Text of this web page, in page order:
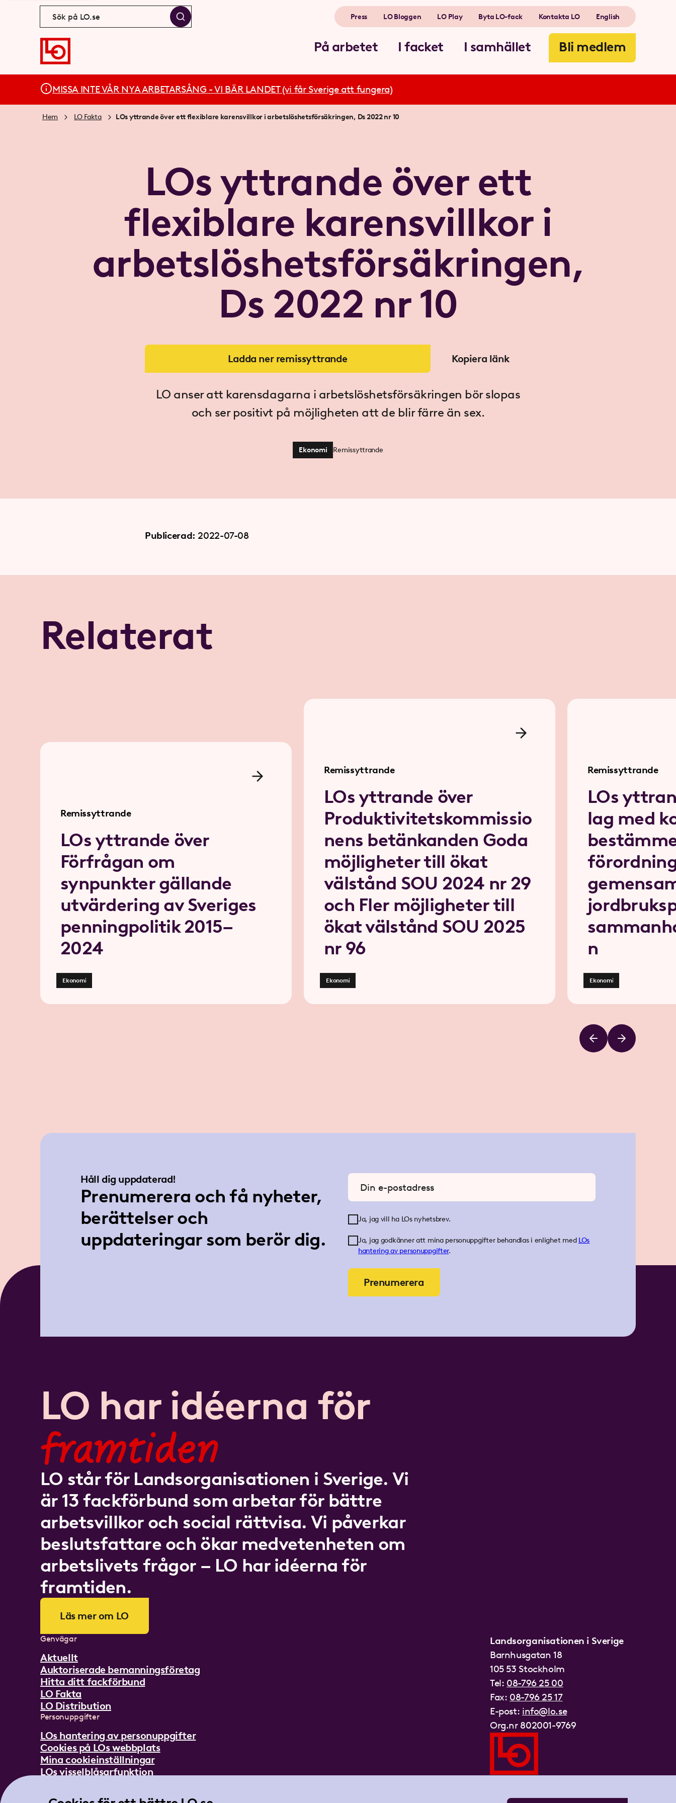
På arbetet I facket I samhället Bli medlem
Press LO Bloggen LO Play Byta LO-fack Kontakta LO English
MISSA INTE VÅR NYA ARBETARSÅNG - VI BÄR LANDET (vi får Sverige att fungera)
Hem LO Fakta LOs yttrande över ett flexiblare karensvillkor i arbetslöshetsförsäkringen, Ds 2022 nr 10
LOs yttrande över ett
flexiblare karensvillkor i
arbetslöshetsförsäkringen,
Ds 2022 nr 10
Ladda ner remissyttrande Kopiera länk
LO anser att karensdagarna i arbetslöshetsförsäkringen bör slopas
och ser positivt på möjligheten att de blir färre än sex.
Ekonomi Remissyttrande
Publicerad: 2022-07-08
Relaterat
Remissyttrande
LOs yttrande över
Förfrågan om
synpunkter gällande
utvärdering av Sveriges
penningpolitik 2015–
2024
Ekonomi
Remissyttrande
LOs yttrande över
Produktivitetskommissio
nens betänkanden Goda
möjligheter till ökat
välstånd SOU 2024 nr 29
och Fler möjligheter till
ökat välstånd SOU 2025
nr 96
Ekonomi
Remissyttrande
LOs
lag med
n
Ekonomi
Håll dig uppdaterad!
Prenumerera och få nyheter,
berättelser och
uppdateringar som berör dig.
Ange din e-postadress
Ja, jag vill ha LOs nyhetsbrev.
Ja, jag godkänner att mina personuppgifter behandlas i enlighet med LOs
hantering av personuppgifter.
Prenumerera
LO har idéerna för
framtiden
LO står för Landsorganisationen i Sverige. Vi
är 13 fackförbund som arbetar för bättre
arbetsvillkor och social rättvisa. Vi påverkar
beslutsfattare och ökar medvetenheten om
arbetslivets frågor – LO har idéerna för
framtiden.
Läs mer om LO
Genvägar
Aktuellt
Auktoriserade bemanningsföretag
Hitta ditt fackförbund
LO Fakta
LO Distribution
Personuppgifter
LOs hantering av personuppgifter
Cookies på LOs webbplats
Mina cookieinställningar
LOs visselblåsarfunktion
Landsorganisationen i Sverige
Barnhusgatan 18
105 53 Stockholm
Tel: 08-796 25 00
Fax: 08-796 25 17
E-post: info@lo.se
Org.nr 802001-9769